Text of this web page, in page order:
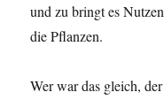
und zu bringt es
die Pflanzen.
Wer war das gleich,